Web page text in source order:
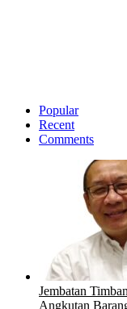
Popular
Recent
Comments
Jembatan
Angkutan